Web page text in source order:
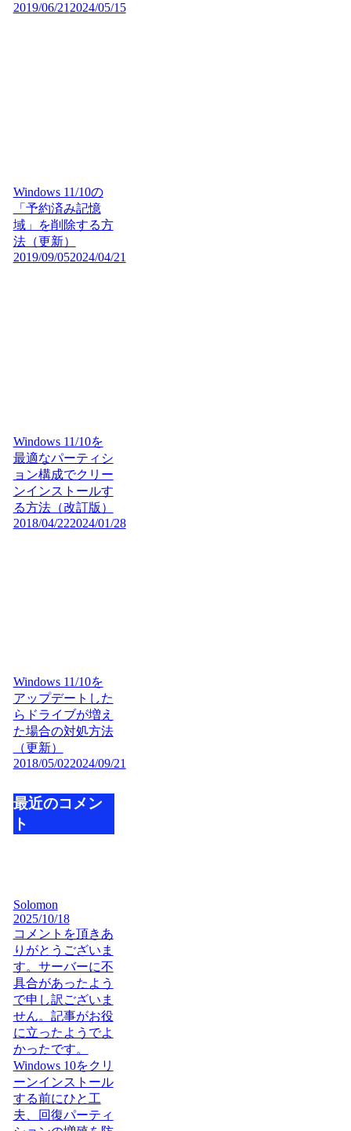
2019/06/212024/05/15
Windows 11/10の
「予約済み記憶
域」を削除する方
法（更新）
2019/09/052024/04/21
Windows 11/10を
最適なパーティシ
ョン構成でクリー
ンインストールす
る方法（改訂版）
2018/04/222024/01/28
Windows 11/10を
アップデートした
らドライブが増え
た場合の対処方法
（更新）
2018/05/022024/09/21
最近のコメン
ト
Solomon
2025/10/18
コメントを頂きあ
りがとうございま
す。サーバーに不
具合があったよう
で申し訳ございま
せん。記事がお役
に立ったようでよ
かったです。
Windows 10をクリ
ーンインストール
する前にひと工
夫、回復パーティ